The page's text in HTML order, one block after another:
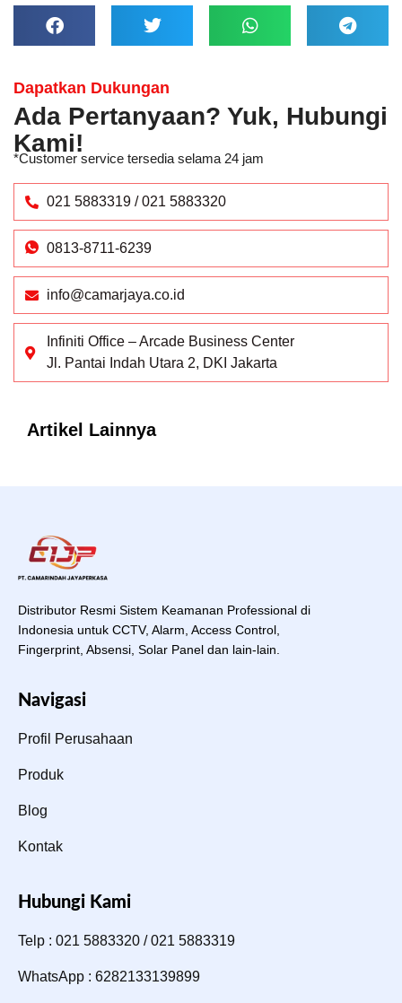
Dapatkan Dukungan
Ada Pertanyaan? Yuk, Hubungi
Kami!
*Customer service tersedia selama 24 jam
021 5883319 / 021 5883320
0813-8711-6239
info@camarjaya.co.id
Infiniti Office – Arcade Business Center
Jl. Pantai Indah Utara 2, DKI Jakarta
Artikel Lainnya
Distributor Resmi Sistem Keamanan Professional di
Indonesia untuk CCTV, Alarm, Access Control,
Fingerprint, Absensi, Solar Panel dan lain-lain.
Navigasi
Profil Perusahaan
Produk
Blog
Kontak
Hubungi Kami
Telp : 021 5883320 / 021 5883319
WhatsApp : 6282133139899